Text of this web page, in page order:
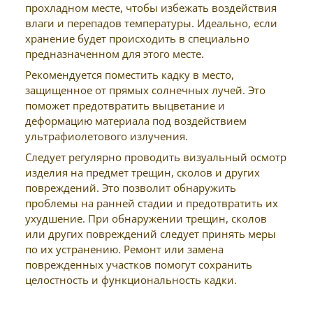
прохладном месте, чтобы избежать воздействия
влаги и перепадов температуры. Идеально, если
хранение будет происходить в специально
предназначенном для этого месте.
Рекомендуется поместить кадку в место,
защищенное от прямых солнечных лучей. Это
поможет предотвратить выцветание и
деформацию материала под воздействием
ультрафиолетового излучения.
Следует регулярно проводить визуальный осмотр
изделия на предмет трещин, сколов и других
повреждений. Это позволит обнаружить
проблемы на ранней стадии и предотвратить их
ухудшение. При обнаружении трещин, сколов
или других повреждений следует принять меры
по их устранению. Ремонт или замена
поврежденных участков помогут сохранить
целостность и функциональность кадки.